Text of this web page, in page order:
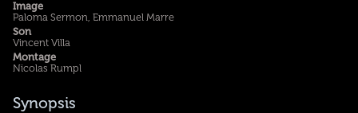
Image
Paloma Sermon, Emmanuel Marre
Son
Vincent Villa
Montage
Nicolas Rumpl
Synopsis